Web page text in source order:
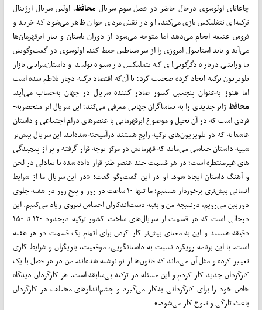
چاغاتای اولوسوی درحال حاضر در فصل سوم سریال محافظ، اولین سریال ارژینال
ترکیه‌­ای نتفلیکس بازی می­‌کند. او در نقش مردی جوان ظاهر می­‌شود که خرید و
فروش عتیقه انجام می‌دهد اما متوجه می­‌شود از دوران باستان و تبار ابرقهرمان­‌ها
می‌­آید و باید استانبول امروزی را از شر شیاطین حفظ کند. اولوسوی در گفت‌­وگویش
با ورایتی درباره دگرگونی­‌ای که نتفلیکس در شیوه تولید و داستان­‌سرایی بازار
تلویزیون ترکیه ایجاد کرده صحبت کرد؛ با آن­‌که اقتصاد ترکیه دچار تلاطم شده است
اما هنوز به‌­عنوان پنجمین کشور صادر کننده سریال در جهان به­‌حساب می­‌آید.
محافظژانر جدیدی را به تماشاگران جهانی معرفی می‌­کند؛ این سریال اثر منحصربه‌­
فردی است که در آن تخیل و موضوع ابرقهرمانی با عنصرهای درام اجتماعی و داستان
عاشقانه که در تلویزیون‌های ترکیه رایج هستند درآمیخته شده‌اند. این سریال بیش‌­تر
شبیه داستان حماسی می‌ماند که قهرمانش در مرکز توجه قرار گرفته و پر از پیچیدگی­‌
های غیرمنتظره است؛ در هر قسمت چند عنصر طنز قرار داده شده تا تعادلی در لحن
و آهنگ داستان ایجاد شود. او در این گفت­‌وگو گفت: «در این سریال ما از شرایط
انسانی بیش­‌تری برخوردار هستیم؛ ما تنها ۱۰ ساعت در روز و پنج روز در هفته جلوی
دوربین می­‌رویم، درنتیجه من و بقیه دست­‌اندکاران احساس نیروی زیاد می­‌کنیم. این
درحالی است که هر قسمت از سریال‌­های ساخت کشور ترکیه درحدود ۱۲۰ تا ۱۵۰
دقیقه هستند و این به معنای بیش‌­تر کار کردن برای اتمام یک قسمت در هر هفته
است. با این برنامه رویکرد نسبت به داستان­گویی، موقعیت، بازیگران و شرایط کاری
تغییر کرده و مثل آن می‌ماند که قانون­‌ها از نو نوشته شده‌اند. من در هر فصل با یک
کارگردان جدید کار کردم و این مسئله در ترکیه بی­‌سابقه است. هر کارگردان دیدگاه
خاص خود را برای کارگردانی به‌­کار می­‌گیرد و چشم‌­اندازهای مختلف هر کارگردان
باعث تازگی و تنوع کار می‌شود.»